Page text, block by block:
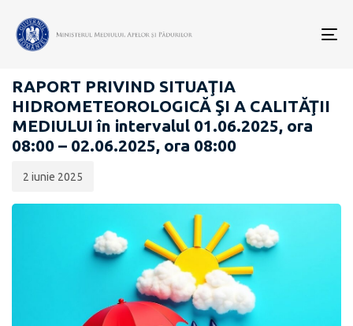
RAPOARTE ZILNICE STAREA MEDIULUI
RAPORT PRIVIND SITUAŢIA
HIDROMETEOROLOGICĂ ŞI A CALITĂŢII
MEDIULUI în intervalul 01.06.2025, ora
08:00 – 02.06.2025, ora 08:00
publicării:
2 iunie 2025